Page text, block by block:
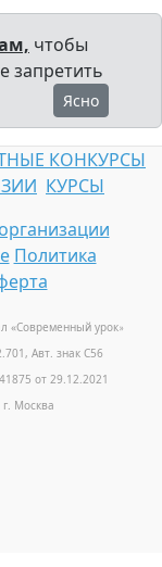
чтобы
запретить
Ясно
КОНКУРСЫ
КУРСЫ
Политика
«Современный урок»
Авт. знак С56
от 29.12.2021
Москва